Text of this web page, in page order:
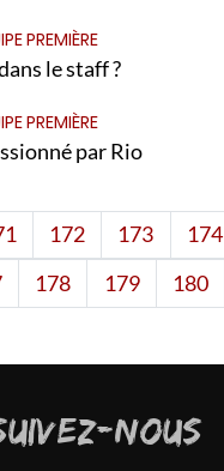
PREMIÈRE
le staff ?
PREMIÈRE
par Rio
172 173 174
178 179 180
NOUS